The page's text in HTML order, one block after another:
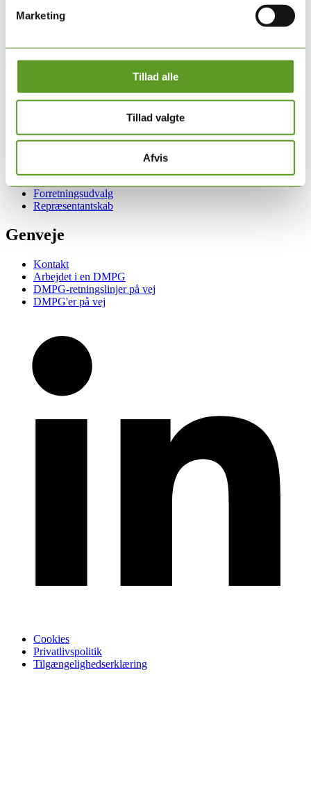
Marketing
Tillad alle
Tillad valgte
Afvis
DMPG er sammenslutningen af Danske Multidisciplinære Psykiatri
Forretningsudvalg
Repræsentantskab
Genveje
Kontakt
Arbejdet i en DMPG
DMPG-retningslinjer på vej
DMPG'er på vej
Cookies
Privatlivspolitik
Tilgængelighedserklæring